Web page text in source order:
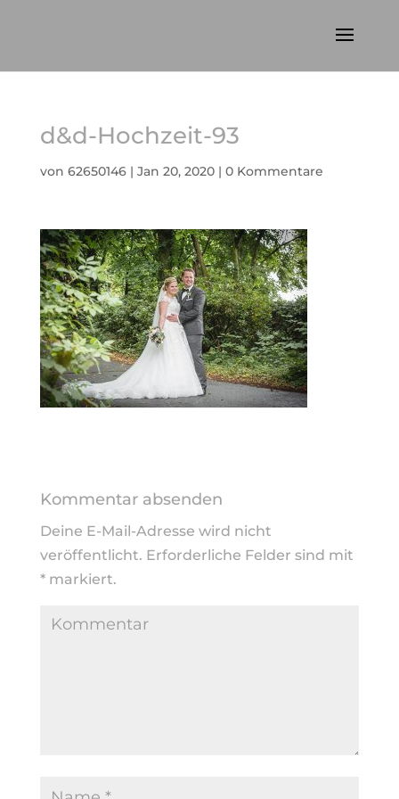
d&d-Hochzeit-93
von 62650146| Jan 20, 2020| 0 Kommentare
Kommentar absenden
Deine E-Mail-Adresse wird nicht
veröffentlicht. Erforderliche Felder sind mit
*markiert.